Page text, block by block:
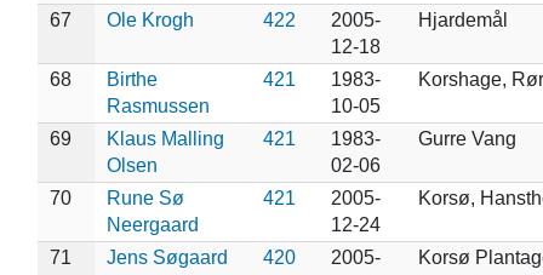
67 Ole Krogh 422
2005-
12-18
Hjardemål
68
Birthe
Rasmussen
421
1983-
10-05
Korshage,
69
Klaus Malling
Olsen
421
1983-
02-06
Gurre Vang
70
Rune Sø
Neergaard
421
2005-
12-24
Korsø,
71
Jens Søgaard
420
2005-
Korsø